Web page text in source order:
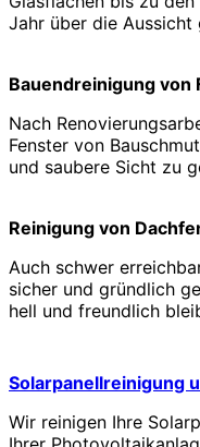
Jahr über die Aussicht
Bauendreinigung von
Nach
Fenster von
und saubere Sicht zu
Reinigung von
Auch schwer
sicher und gründlich
hell und freundlich
Solarpanellreinigung
Wir reinigen Ihre